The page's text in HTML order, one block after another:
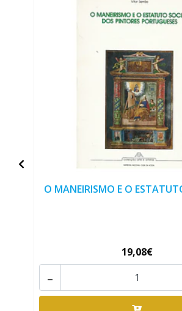
O MANEIRISMO E O
19,08€
-